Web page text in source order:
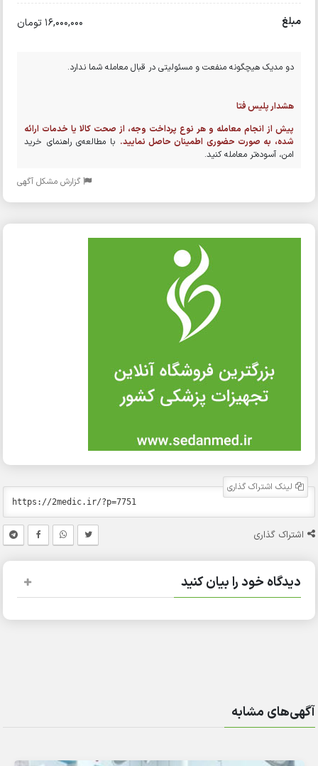
مبلغ 16,000,000 تومان
دو مدیک هیچگونه منفعت و مسئولیتی در قبال معامله شما ندارد.
هشدار پلیس فتا
پیش از انجام معامله و هر نوع پرداخت وجه، از صحت کالا یا خدمات ارائه
شده، به صورت حضوری اطمینان حاصل نمایید. با مطالعه‌ی راهنمای خرید
امن، آسوده‌تر معامله کنید.
گزارش مشکل آگهی
لینک اشتراک گذاری
اشتراک گذاری
دیدگاه خود را بیان کنید
آگهی‌های مشابه